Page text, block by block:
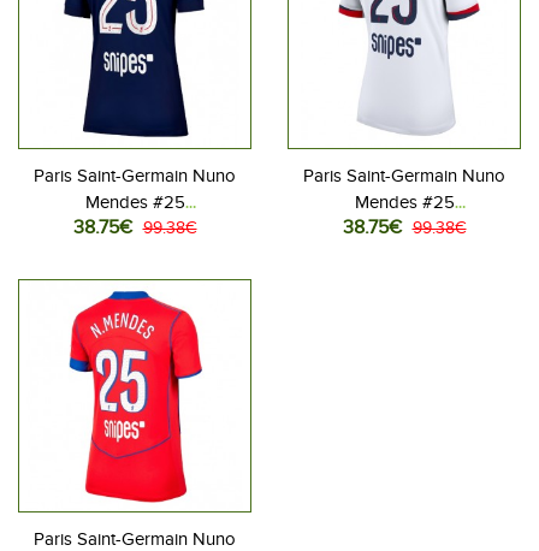
Paris Saint-Germain Nuno
Mendes #25
Jalkapallovaatteet Naisten
Lyhythihainen
38.75€ 99.38€
Paris Saint-Germain Nuno
Mendes #25
Jalkapallovaatteet Naisten
38.75€ 99.38€
Paris Saint-Germain Nuno